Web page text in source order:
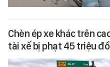
Chèn ép xe khác trên
tài xế bị phạt 45 triệu